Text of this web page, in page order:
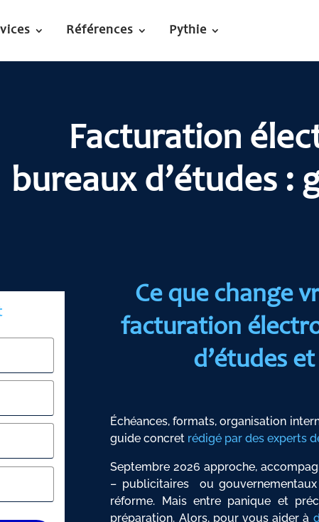
Références Pythie
Facturation
bureaux d’études :
Ce que change
facturation
d’études
Échéances, formats, organisation
guide concret rédigé par des experts
Septembre 2026 approche,
– publicitaires ou
réforme. Mais entre panique et
préparation. Alors, pour vous aider à